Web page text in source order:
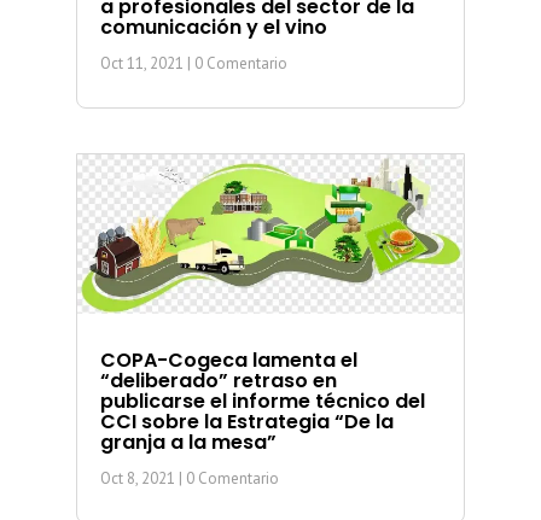
a profesionales del sector de la
comunicación y el vino
Oct 11, 2021 | 0 Comentario
COPA-Cogeca lamenta el
“deliberado” retraso en
publicarse el informe técnico del
CCI sobre la Estrategia “De la
granja a la mesa”
Oct 8, 2021 | 0 Comentario